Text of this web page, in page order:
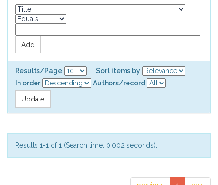
Results/Page
Sort items by
In order
Authors/record
Results 1-1 of 1 (Search time: 0.002 seconds).